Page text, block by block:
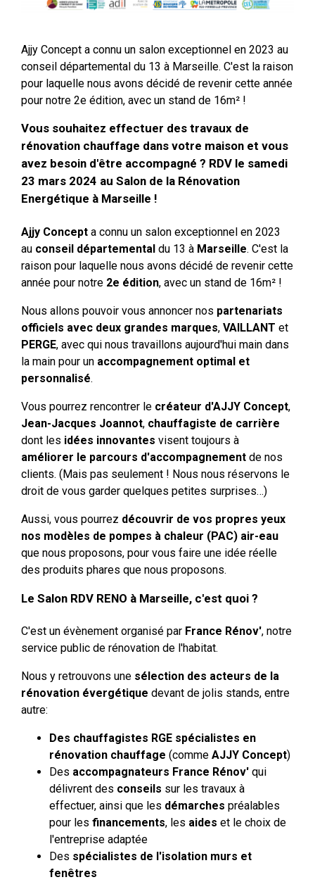
Ajjy Concept a connu un salon exceptionnel en 2023 au
conseil départemental du 13 à Marseille. C'est la raison
pour laquelle nous avons décidé de revenir cette année
pour notre 2e édition, avec un stand de 16m² !
Vous souhaitez effectuer des travaux de
rénovation chauffage dans votre maison et vous
avez besoin d'être accompagné ? RDV le samedi
23 mars 2024 au Salon de la Rénovation
Energétique à Marseille !
Ajjy Concepta connu un salon exceptionnel en 2023
au conseil départementaldu 13 à Marseille. C'est la
raison pour laquelle nous avons décidé de revenir cette
année pour notre 2e édition, avec un stand de 16m² !
Nous allons pouvoir vous annoncer nos partenariats
officiels avec deux grandes marques, VAILLANT et
PERGE, avec qui nous travaillons aujourd'hui main dans
la main pour un accompagnement optimal et
personnalisé.
Vous pourrez rencontrer le créateur d'AJJY Concept,
Jean-Jacques Joannot, chauffagiste de carrière
dont les idées innovantes visent toujours à
améliorer le parcours d'accompagnementde nos
clients. (Mais pas seulement ! Nous nous réservons le
droit de vous garder quelques petites surprises…)
Aussi, vous pourrez découvrir de vos propres yeux
nos modèles de pompes à chaleur (PAC) air-eau
que nous proposons, pour vous faire une idée réelle
des produits phares que nous proposons.
Le Salon RDV RENO à Marseille, c'est quoi ?
C'est un évènement organisé par France Rénov', notre
service public de rénovation de l'habitat.
Nous y retrouvons une sélection des acteurs de la
rénovation évergétique devant de jolis stands, entre
autre:
Des chauffagistes RGE spécialistes en
rénovation chauffage (comme AJJY Concept)
Des accompagnateurs France Rénov'qui
délivrent des conseils sur les travaux à
effectuer, ainsi que les démarches préalables
pour les financements, les aides et le choix de
l'entreprise adaptée
Des spécialistes de l'isolation murs et
fenêtres